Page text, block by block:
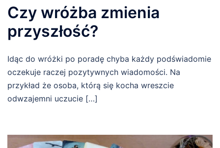
Czy wróżba zmienia
przyszłość?
Idąc do wróżki po poradę chyba każdy podświadomie
oczekuje raczej pozytywnych wiadomości. Na
przykład że osoba, którą się kocha wreszcie
odwzajemni uczucie […]